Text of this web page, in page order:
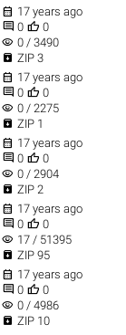
 17 years ago
 0  0
visibility 0 / 3490
 ZIP 3
 17 years ago
 0  0
visibility 0 / 2275
 ZIP 1
 17 years ago
 0  0
visibility 0 / 2904
 ZIP 2
 17 years ago
 0  0
visibility 17 / 51395
 ZIP 95
 17 years ago
 0  0
visibility 0 / 4986
 ZIP 10